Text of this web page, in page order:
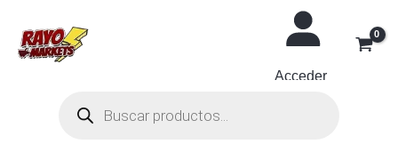
contenido
Acceder
productos